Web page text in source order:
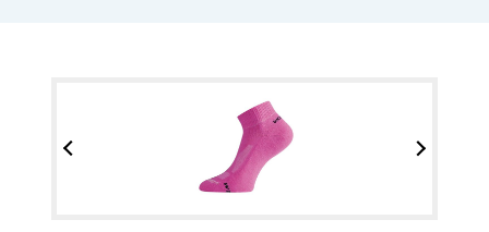
Klíčové výhody na první pohled:
Termoregulační vlastnosti